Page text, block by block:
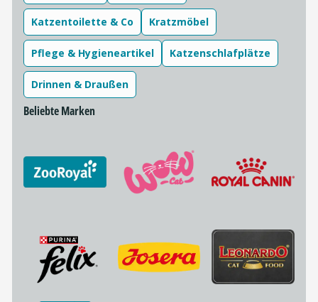
Katzentoilette & Co Kratzmöbel
Pflege & Hygieneartikel Katzenschlafplätze
Drinnen & Draußen
Beliebte Marken